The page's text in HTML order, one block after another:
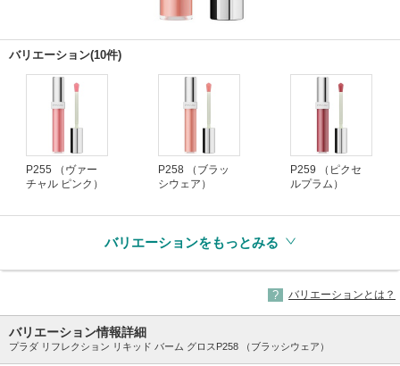
バリエーション(10件)
P255 （ヴァー
チャル ピンク）
P258 （ブラッ
シウェア）
P259 （ピクセ
ルプラム）
バリエーションをもっとみる
バリエーションとは？
バリエーション情報詳細
プラダ リフレクション リキッド バーム グロスP258 （ブラッシウェア）